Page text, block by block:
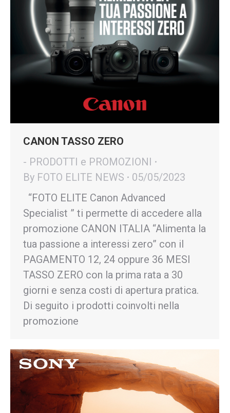
CANON TASSO ZERO
- PRODOTTI e PROMOZIONI
By FOTO ELITE NEWS
05/05/2023
“FOTO ELITE Canon Advanced
Specialist ” ti permette di accedere alla
promozione CANON ITALIA “Alimenta la
tua passione a interessi zero” con il
PAGAMENTO 12, 24 oppure 36 MESI
TASSO ZERO con la prima rata a 30
giorni e senza costi di apertura pratica.
Di seguito i prodotti coinvolti nella
promozione